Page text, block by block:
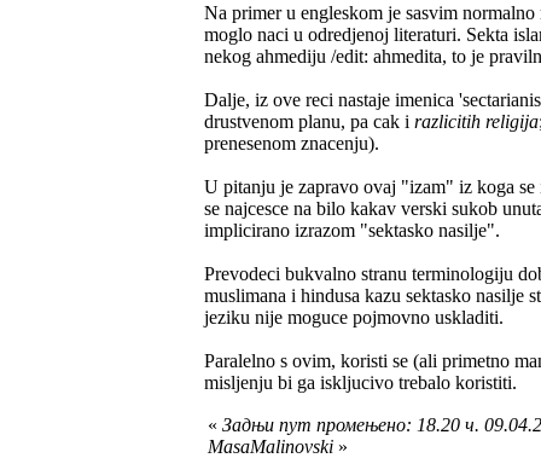
Na primer u engleskom je sasvim
moglo naci u odredjenoj literaturi. Sekta
nekog ahmediju /edit: ahmedita, to je
Dalje, iz ove reci nastaje imenica
drustvenom planu, pa cak i razlicitih religija
prenesenom znacenju).
U pitanju je zapravo ovaj "izam" iz koga se
se najcesce na bilo kakav verski sukob
implicirano izrazom "sektasko nasilje".
Prevodeci bukvalno stranu terminologiju
muslimana i hindusa kazu sektasko nasilje
jeziku nije moguce pojmovno uskladiti.
Paralelno s ovim, koristi se (ali primetno
misljenju bi ga iskljucivo trebalo koristiti.
« Задњи пут промењено: 18.20 ч.
MasaMalinovski »